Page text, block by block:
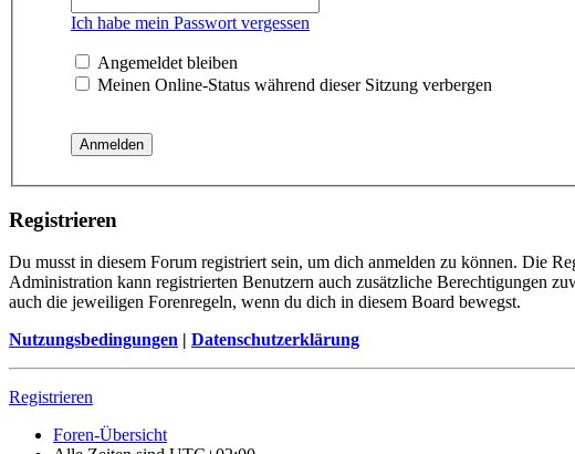
Ich habe mein Passwort vergessen
Angemeldet bleiben
Meinen Online-Status während dieser Sitzung verbergen
Registrieren
Du musst in diesem Forum registriert sein, um dich anmelden zu können. Die
Administration kann registrierten Benutzern auch zusätzliche Berechtigungen
auch die jeweiligen Forenregeln, wenn du dich in diesem Board bewegst.
Nutzungsbedingungen | Datenschutzerklärung
Registrieren
Foren-Übersicht